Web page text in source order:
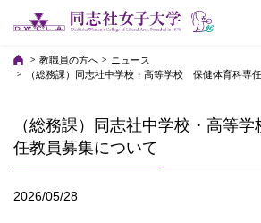
教職員の方へ
ニュース
（総務課）同志社中学校・高等学校 保健体育科専
（総務課）同志社中学校・高等
任教員募集について
2026/05/28